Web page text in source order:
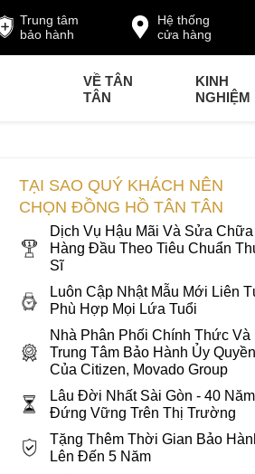
Hệ thống
cửa hàng
Trung tâm
bảo hành
VỀ TÂN
TÂN
KINH
NGHIỆM
TẠI SAO QUÝ KHÁCH NÊN
CHỌN ĐỒNG HỒ TÂN TÂN
Dịch Vụ Hậu Mãi Và Sửa Chữa
Hàng Đầu Theo Tiêu Chuẩn
Sĩ
Luôn Cập Nhật Mẫu Mới Liên
Phù Hợp Mọi Lứa Tuổi
Nhà Phân Phối Chính Thức Và
Trung Tâm Bảo Hành Ủy Quyền
Của Citizen, Movado Group
Lâu Đời Nhất Sài Gòn - 40 Năm
Đứng Vững Trên Thị Trường
Tặng Thêm Thời Gian Bảo
Lên Đến 5 Năm